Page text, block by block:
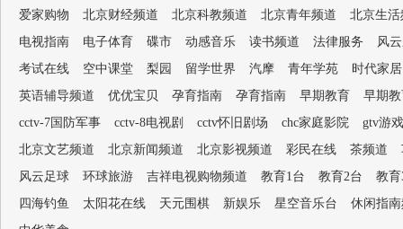
爱家购物
北京财经频道 北京科教频道 北京青年频道
北京生活
电视指南
电子体育 碟市 动感音乐 读书频道 法律服务
风
考试在线
空中课堂 梨园 留学世界 汽摩 青年学苑
时代家居
英语辅导频道
优优宝贝 孕育指南 孕育指南 早期教育
早期
cctv-7国防军事
cctv-8电视剧 cctv怀旧剧场 chc家庭影院
gtv游
北京文艺频道
北京新闻频道 北京影视频道 彩民在线 茶频道
风云足球
环球旅游 吉祥电视购物频道 教育1台 教育2台
教
四海钓鱼
太阳花在线 天元围棋 新娱乐 星空音乐台
休闲指